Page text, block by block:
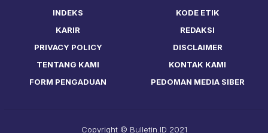
INDEKS
KODE ETIK
KARIR
REDAKSI
PRIVACY POLICY
DISCLAIMER
TENTANG KAMI
KONTAK KAMI
FORM PENGADUAN
PEDOMAN MEDIA SIBER
Copyright © Bulletin.ID 2021